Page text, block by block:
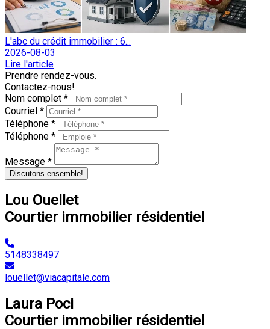
L'abc du crédit immobilier : 6...
2026-08-03
Lire l'article
Prendre rendez-vous.
Contactez-nous!
Nom complet *
Courriel *
Téléphone *
Téléphone *
Message *
Discutons ensemble!
Lou Ouellet
Courtier immobilier résidentiel
5148338497
louellet@viacapitale.com
Laura Poci
Courtier immobilier résidentiel